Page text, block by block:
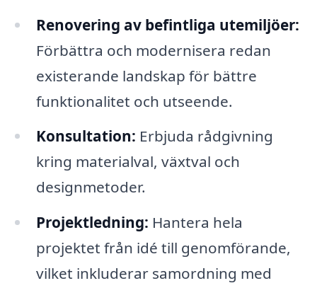
Renovering av befintliga utemiljöer:
Förbättra och modernisera redan
existerande landskap för bättre
funktionalitet och utseende.
Konsultation: Erbjuda rådgivning
kring materialval, växtval och
designmetoder.
Projektledning: Hantera hela
projektet från idé till genomförande,
vilket inkluderar samordning med